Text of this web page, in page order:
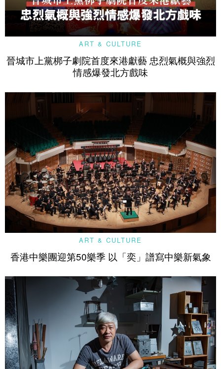
ART & CULTURE
晉城市上黨梆子劇院首度來港獻藝 忠烈氣概與強烈
情感爆發北方戲味
ART & CULTURE
香港中樂團迎第50樂季 以「奕」譜寫中樂新氣象